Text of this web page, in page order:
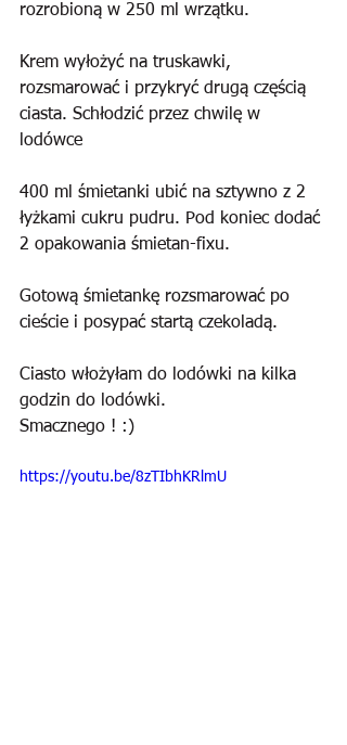
rozrobioną w 250 ml wrzątku.
Krem wyłożyć na truskawki,
rozsmarować i przykryć drugą częścią
ciasta. Schłodzić przez chwilę w
lodówce
400 ml śmietanki ubić na sztywno z 2
łyżkami cukru pudru. Pod koniec dodać
2 opakowania śmietan-fixu.
Gotową śmietankę rozsmarować po
cieście i posypać startą czekoladą.
Ciasto włożyłam do lodówki na kilka
godzin do lodówki.
Smacznego ! :)
https://youtu.be/8zTIbhKRlmU